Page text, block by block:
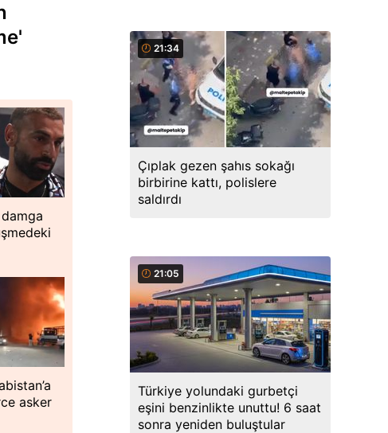
damga
asker
21:34
Çıplak gezen şahıs sokağı
birbirine kattı, polislere
saldırdı
21:05
Türkiye yolundaki gurbetçi
eşini benzinlikte unuttu! 6 saat
sonra yeniden buluştular